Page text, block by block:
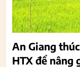
An Giang
HTX để nâng